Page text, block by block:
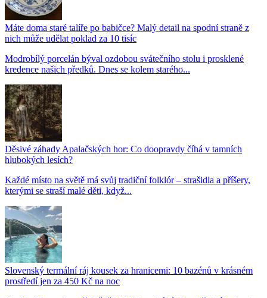
Máte doma staré talíře po babičce? Malý detail na spodní straně z
nich může udělat poklad za 10 tisíc
Modrobílý porcelán býval ozdobou svátečního stolu i prosklené
kredence našich předků. Dnes se kolem starého...
Děsivé záhady Apalačských hor: Co doopravdy číhá v tamních
hlubokých lesích?
Každé místo na světě má svůj tradiční folklór – strašidla a příšery,
kterými se straší malé děti, když...
Slovenský termální ráj kousek za hranicemi: 10 bazénů v krásném
prostředí jen za 450 Kč na noc